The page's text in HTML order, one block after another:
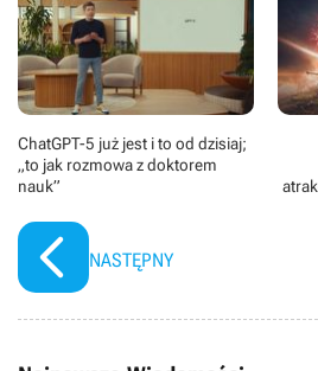
ChatGPT-5 już jest i to od dzisiaj;
„to jak rozmowa z doktorem
nauk”
NASTĘPNY